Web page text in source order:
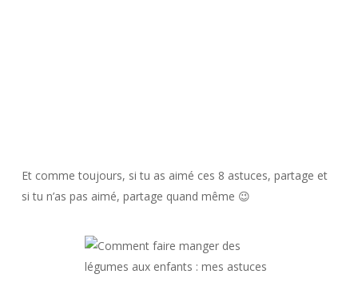
Et comme toujours, si tu as aimé ces 8 astuces, partage et
si tu n’as pas aimé, partage quand même 😉